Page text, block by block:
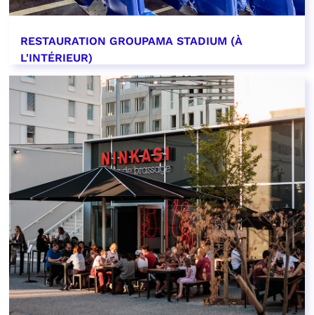
RESTAURATION GROUPAMA STADIUM (À
L'INTÉRIEUR)
EN SAVOIR PLUS